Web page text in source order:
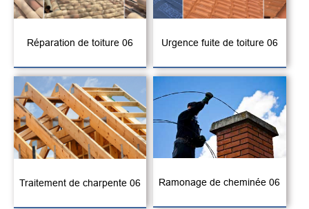
Réparation de toiture 06 Urgence fuite de toiture 06
Traitement de charpente 06 Ramonage de cheminée 06